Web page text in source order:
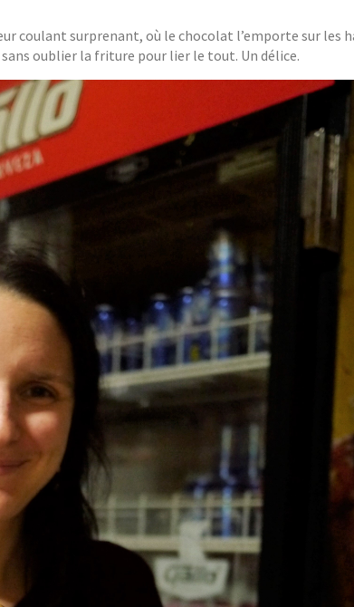
coulant surprenant, où le chocolat l’emporte sur les
oublier la friture pour lier le tout. Un délice.